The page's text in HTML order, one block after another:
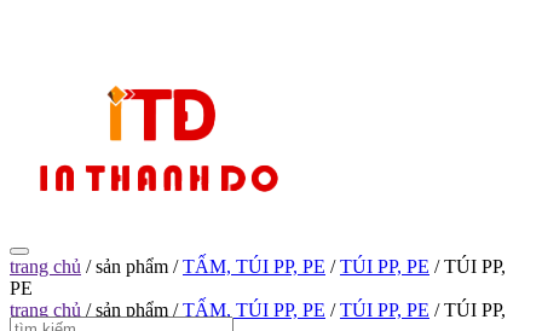
trang chủ / sản phẩm / TẤM, TÚI PP, PE / TÚI PP, PE / TÚI PP,
PE
trang chủ / sản phẩm / TẤM, TÚI PP, PE / TÚI PP, PE / TÚI PP,